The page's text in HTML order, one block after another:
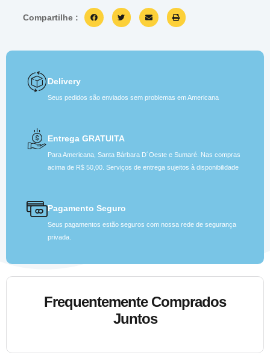
Compartilhe :
Delivery
Seus pedidos são enviados sem problemas em Americana
Entrega GRATUITA
Para Americana, Santa Bárbara D´Oeste e Sumaré. Nas compras
acima de R$ 50,00. Serviços de entrega sujeitos à disponibilidade
Pagamento Seguro
Seus pagamentos estão seguros com nossa rede de segurança
privada.
Frequentemente Comprados
Juntos